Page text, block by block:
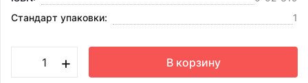
Стандарт упаковки:
1
+ В корзину